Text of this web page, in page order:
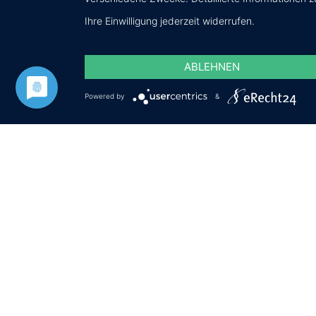
Ihre Einwilligung jederzeit widerrufen.
ABLEHNEN
Powered by &